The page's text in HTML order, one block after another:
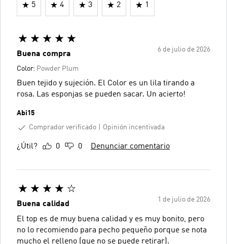
5 4 3 2 1
6 de julio de 2026
Buena compra
Color: Powder Plum
Buen tejido y sujeción. El Color es un lila tirando a
rosa. Las esponjas se pueden sacar. Un acierto!
Abi15
Comprador verificado
Opinión incentivada
¿Útil? 0 0 Denunciar comentario
1 de julio de 2026
Buena calidad
El top es de muy buena calidad y es muy bonito, pero
no lo recomiendo para pecho pequeño porque se nota
mucho el relleno (que no se puede retirar).